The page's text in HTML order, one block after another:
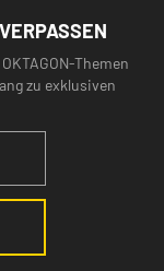
Themen
zu exklusiven